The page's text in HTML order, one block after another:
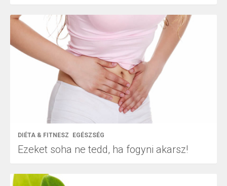
DIÉTA & FITNESZ EGÉSZSÉG
Ezeket soha ne tedd, ha fogyni akarsz!